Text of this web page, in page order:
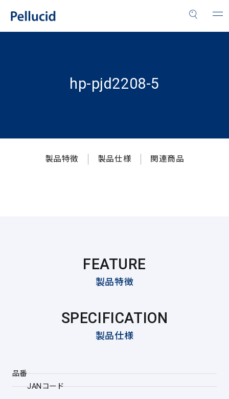
hp-pjd2208-5
製品特徴 製品仕様 関連商品
FEATURE
製品特徴
SPECIFICATION
製品仕様
品番
JANコード